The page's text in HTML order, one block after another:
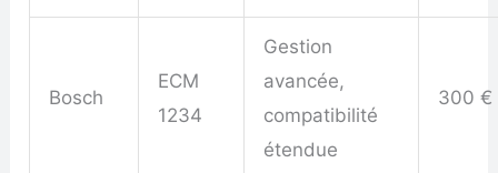
Bosch
ECM
1234
Gestion
avancée,
compatibilité
étendue
300 €